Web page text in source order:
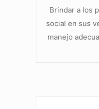
Brindar a los
social en sus
manejo